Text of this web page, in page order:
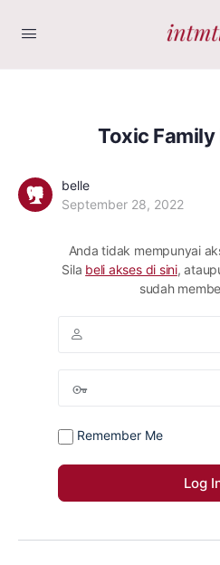
Toxic
belle
September 28, 2022
Anda tidak mempunyai
Sila beli akses di sini,
sudah
Remember Me